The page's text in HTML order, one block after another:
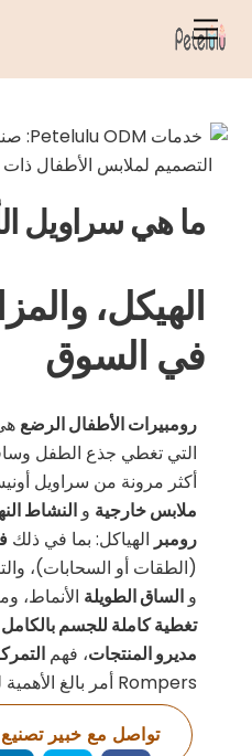
تخطي
قائمة
الطعام
ما هي سراويل
الهيكل،
في السوق
رومبيرات الأطفال الرضع
التي تغطي جذع الطفل
أكثر مرونة من سراويل
ملابس خارجية والنشاط
رومبر الهياكل: بما في ذلك
(الطقات أو السحابات)،
والساق الطويلة الأنماط،
تغطية كاملة للجسم بالكامل
مديرو المنتجات، فهم
Rompers أمر بالغ الأهمية للتمييز بين المنتجات.
تواصل مع خبير